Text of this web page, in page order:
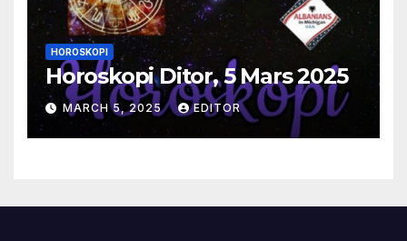
HOROSKOPI
Horoskopi Ditor, 5 Mars 2025
MARCH 5, 2025 EDITOR